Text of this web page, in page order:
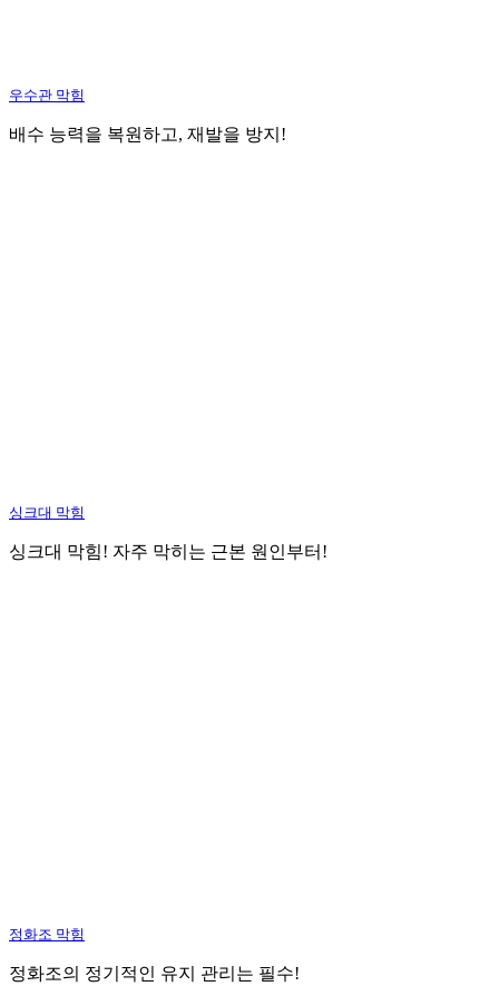
우수관 막힘
배수 능력을 복원하고, 재발을 방지!
싱크대 막힘
싱크대 막힘! 자주 막히는 근본 원인부터!
정화조 막힘
정화조의 정기적인 유지 관리는 필수!